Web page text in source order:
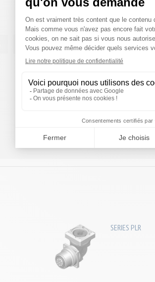
TÉLÉCHARGEMENTS
SERIES PLR